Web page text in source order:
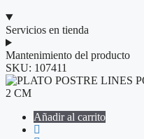
Servicios en tienda
Mantenimiento del producto
SKU: 107411
Añadir al carrito